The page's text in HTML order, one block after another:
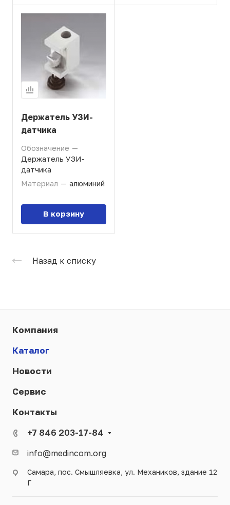
Держатель УЗИ-
датчика
Обозначение —
Держатель УЗИ-
датчика
Материал — алюминий
В корзину
Назад к списку
Компания
Каталог
Новости
Сервис
Контакты
+7 846 203-17-84
info@medincom.org
Самара, пос. Смышляевка, ул. Механиков, здание 12
Г